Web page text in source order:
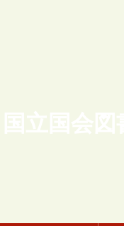
立国会